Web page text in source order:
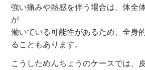
強い痛みや熱感を伴う場合は、体全
が
働いている可能性があるため、全身
ることもあります。
こうしためんちょうのケースでは、